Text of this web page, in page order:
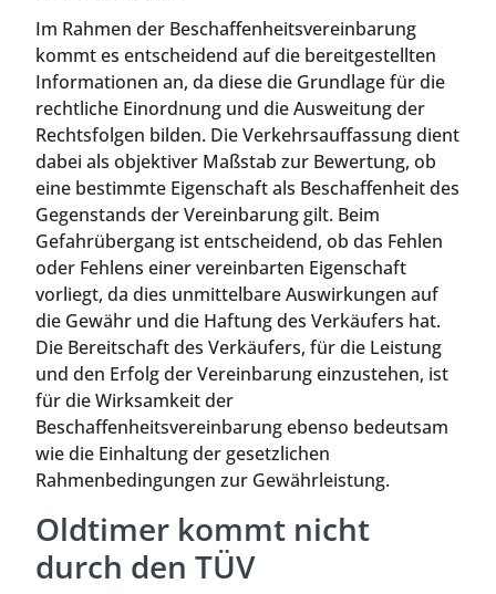
Im Rahmen der Beschaffenheitsvereinbarung
kommt es entscheidend auf die bereitgestellten
Informationen an, da diese die Grundlage für die
rechtliche Einordnung und die Ausweitung der
Rechtsfolgen bilden. Die Verkehrsauffassung dient
dabei als objektiver Maßstab zur Bewertung, ob
eine bestimmte Eigenschaft als Beschaffenheit des
Gegenstands der Vereinbarung gilt. Beim
Gefahrübergang ist entscheidend, ob das Fehlen
oder Fehlens einer vereinbarten Eigenschaft
vorliegt, da dies unmittelbare Auswirkungen auf
die Gewähr und die Haftung des Verkäufers hat.
Die Bereitschaft des Verkäufers, für die Leistung
und den Erfolg der Vereinbarung einzustehen, ist
für die Wirksamkeit der
Beschaffenheitsvereinbarung ebenso bedeutsam
wie die Einhaltung der gesetzlichen
Rahmenbedingungen zur Gewährleistung.
Oldtimer kommt nicht
durch den TÜV